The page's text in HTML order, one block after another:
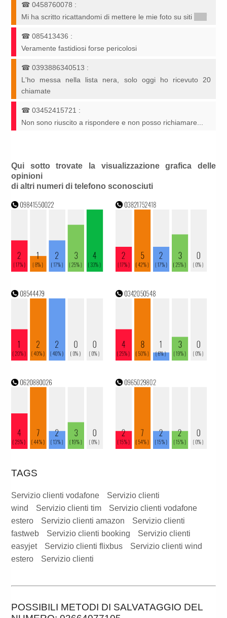
☎0458760078 :
Mi ha scritto ricattandomi di mettere le mie foto su siti
*****
☎085413436 :
Veramente fastidiosi forse pericolosi
☎0393886340513 :
L'ho messa nella lista nera, solo oggi ho ricevuto 20
chiamate
☎03452415721 :
Non sono riuscito a rispondere e non posso richiamare...
Qui sotto trovate la visualizzazione grafica delle
opinioni
di altri numeri di telefono sconosciuti
TAGS
Servizio clienti vodafone
Servizio clienti
wind
Servizio clienti tim
Servizio clienti vodafone
estero
Servizio clienti amazon
Servizio clienti
fastweb
Servizio clienti booking
Servizio clienti
easyjet
Servizio clienti flixbus
Servizio clienti wind
estero
Servizio clienti
POSSIBILI METODI DI SALVATAGGIO DEL